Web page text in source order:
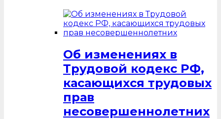
Об изменениях в
Трудовой кодекс РФ,
касающихся трудовых
прав
несовершеннолетних